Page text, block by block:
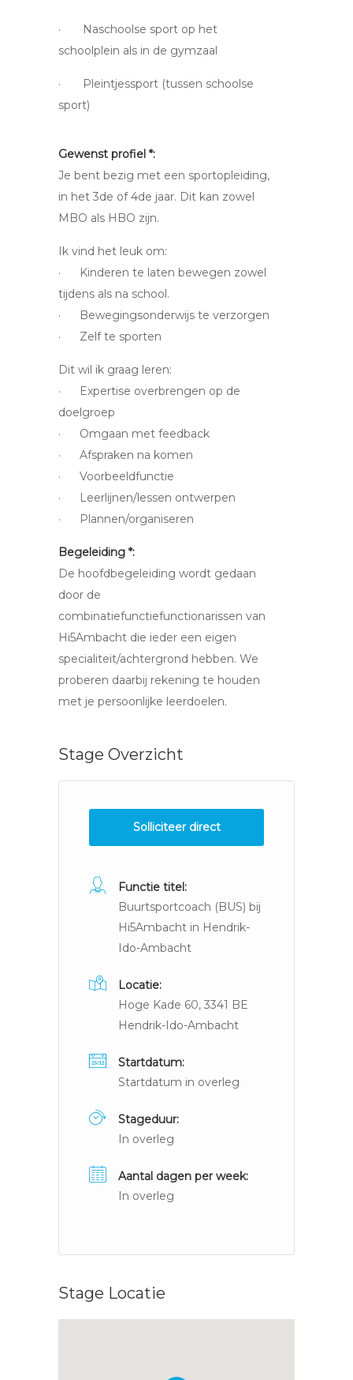
· Naschoolse sport op het
schoolplein als in de gymzaal
· Pleintjessport (tussen schoolse
sport)
Gewenst profiel *:
Je bent bezig met een sportopleiding,
in het 3de of 4de jaar. Dit kan zowel
MBO als HBO zijn.
Ik vind het leuk om:
· Kinderen te laten bewegen zowel
tijdens als na school.
· Bewegingsonderwijs te verzorgen
· Zelf te sporten
Dit wil ik graag leren:
· Expertise overbrengen op de
doelgroep
· Omgaan met feedback
· Afspraken na komen
· Voorbeeldfunctie
· Leerlijnen/lessen ontwerpen
· Plannen/organiseren
Begeleiding *:
De hoofdbegeleiding wordt gedaan
door de
combinatiefunctiefunctionarissen van
Hi5Ambacht die ieder een eigen
specialiteit/achtergrond hebben. We
proberen daarbij rekening te houden
met je persoonlijke leerdoelen.
Stage Overzicht
Solliciteer direct
Functie titel:
Buurtsportcoach (BUS) bij
Hi5Ambacht in Hendrik-
Ido-Ambacht
Locatie:
Hoge Kade 60, 3341 BE
Hendrik-Ido-Ambacht
Startdatum:
Startdatum in overleg
Stageduur:
In overleg
Aantal dagen per week:
In overleg
Stage Locatie